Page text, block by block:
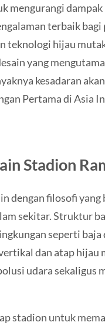
mengurangi
terbaik
teknologi hijau
yang
kesadaran
Pertama di Asia
Stadion
dengan filosofi
sekitar. Struktur
seperti
dan atap hijau
udara sekaligus
stadion untuk